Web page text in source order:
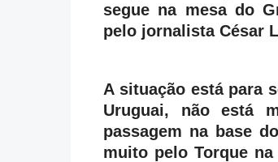
segue na mesa do
pelo jornalista César
A situação está para
Uruguai, não está
passagem na base
muito pelo Torque